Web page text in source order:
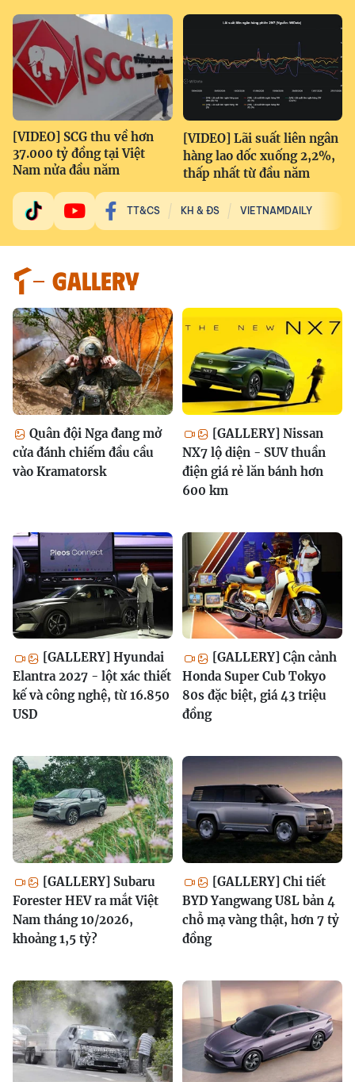
[VIDEO] SCG thu về hơn
37.000 tỷ đồng tại Việt
Nam nửa đầu năm
[VIDEO] Lãi suất liên ngân
hàng lao dốc xuống 2,2%,
thấp nhất từ đầu năm
TT&CS KH & ĐS VIETNAMDAILY
GALLERY
Quân đội Nga đang mở
cửa đánh chiếm đầu cầu
vào Kramatorsk
[GALLERY] Nissan
NX7 lộ diện - SUV thuần
điện giá rẻ lăn bánh hơn
600 km
[GALLERY] Hyundai
Elantra 2027 - lột xác thiết
kế và công nghệ, từ 16.850
USD
[GALLERY] Cận cảnh
Honda Super Cub Tokyo
80s đặc biệt, giá 43 triệu
đồng
[GALLERY] Subaru
Forester HEV ra mắt Việt
Nam tháng 10/2026,
khoảng 1,5 tỷ?
[GALLERY] Chi tiết
BYD Yangwang U8L bản 4
chỗ mạ vàng thật, hơn 7 tỷ
đồng